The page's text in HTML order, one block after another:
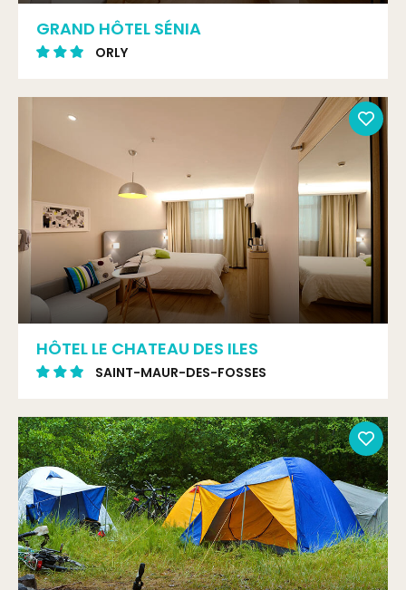
GRAND HÔTEL SÉNIA
ORLY
HÔTEL LE CHATEAU DES ILES
SAINT-MAUR-DES-FOSSES